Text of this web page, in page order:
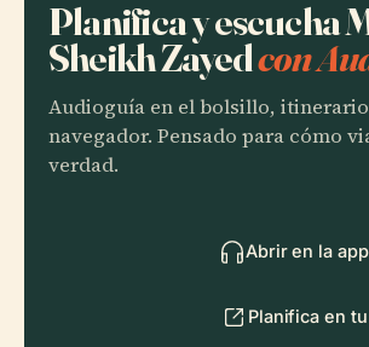
Planifica y escucha
Sheikh Zayedcon
Audioguía en el bolsillo,
navegador. Pensado para cómo
verdad.
Abrir en la
Planifica en